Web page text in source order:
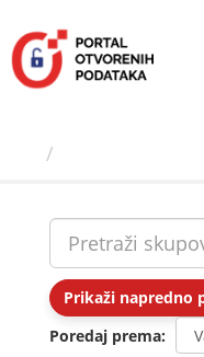
sadržaj
Prikaži napredno
Poredaj prema